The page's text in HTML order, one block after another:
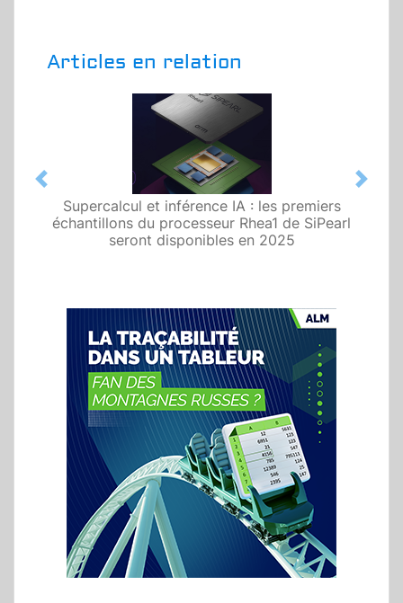
Articles en relation
Supercalcul et inférence IA : les premiers
échantillons du processeur Rhea1 de SiPearl
seront disponibles en 2025
Previous Next